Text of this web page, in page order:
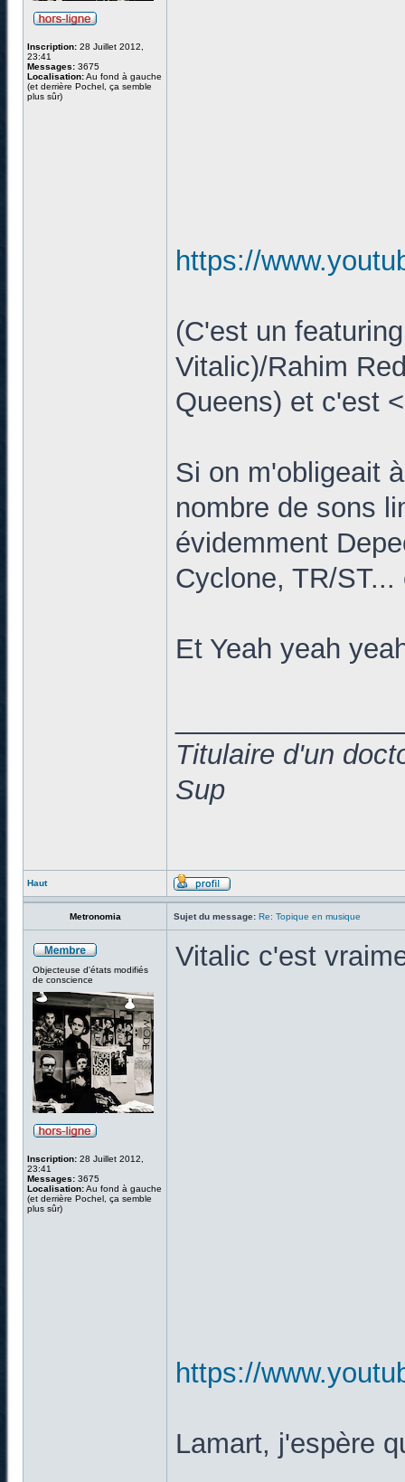
Inscription: 28 Juillet 2012,
23:41
Messages: 3675
Localisation:Au fond à gauche
(et derrière Pochel, ça semble
plus sûr)
https://
(C'est un
Vitalic)/Rahim
Queens) et c'est
Si on m'obligeait
nombre de sons
évidemment
Cyclone, TR/
Et Yeah yeah
Titulaire d'un
Sup
Haut
Metronomia Sujet du message: Re: Topique en musique
Objecteuse d'états modifiés
de conscience
Inscription: 28 Juillet 2012,
23:41
Messages: 3675
Localisation:Au fond à gauche
(et derrière Pochel, ça semble
plus sûr)
Vitalic c'est
https://
Lamart, j'espère